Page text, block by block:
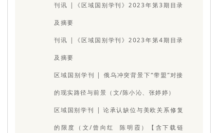
刊讯 |《区域国别学刊》2023年第3期目录
及摘要
刊讯 |《区域国别学刊》2023年第4期目录
及摘要
区域国别学刊 | 俄乌冲突背景下“带盟”对接
的现实路径与前景（文/陈小沁、张婷婷）
区域国别学刊 | 论承认缺位与美欧关系修复
的限度（文/曾向红 陈明霞）【含下载链